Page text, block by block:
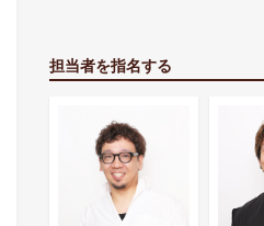
担当者を指名する